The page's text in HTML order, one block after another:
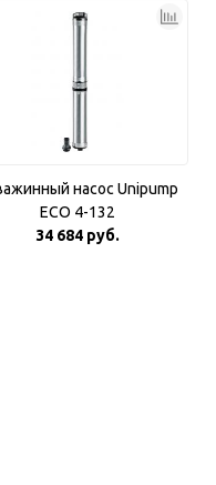
насос Unipump
ECO 4-132
34 684 руб.